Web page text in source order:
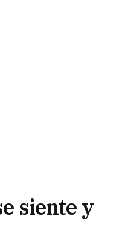
siente y